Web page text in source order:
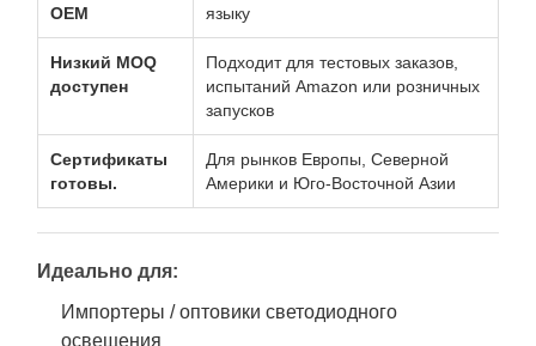
OEM
языку
Низкий MOQ
доступен
Подходит для тестовых заказов,
испытаний Amazon или розничных
запусков
Сертификаты
готовы.
Для рынков Европы, Северной
Америки и Юго-Восточной Азии
Идеально для:
Импортеры / оптовики светодиодного
освещения